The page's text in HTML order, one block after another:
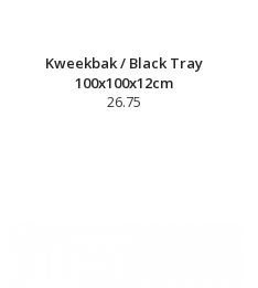
Kweekbak / Black Tray
100x100x12cm
26.75